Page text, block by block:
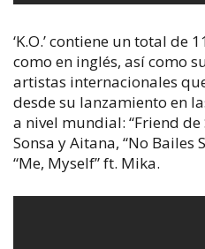
‘K.O.’ contiene un total de
como en inglés, así como
artistas internacionales
desde su lanzamiento en
a nivel mundial: “Friend
Sonsa y Aitana, “No Bailes
“Me, Myself” ft. Mika.